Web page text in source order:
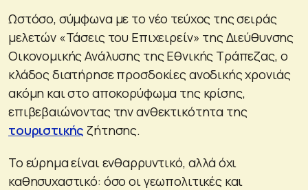
Ωστόσο, σύμφωνα με το νέο τεύχος της σειράς
μελετών «Τάσεις του Επιχειρείν» της Διεύθυνσης
Οικονομικής Ανάλυσης της Εθνικής Τράπεζας, ο
κλάδος διατήρησε προσδοκίες ανοδικής χρονιάς
ακόμη και στο αποκορύφωμα της κρίσης,
επιβεβαιώνοντας την ανθεκτικότητα της
τουριστικής ζήτησης.
Το εύρημα είναι ενθαρρυντικό, αλλά όχι
καθησυχαστικό: όσο οι γεωπολιτικές και